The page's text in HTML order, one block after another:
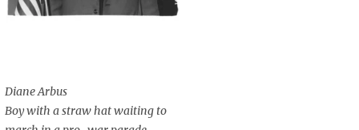
Diane Arbus
Boy with a straw hat waiting to